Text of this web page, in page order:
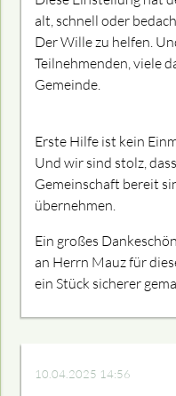
alt, schnell oder
Der Wille zu helfen.
Teilnehmenden, viele
Gemeinde.
Erste Hilfe ist kein
Und wir sind stolz,
Gemeinschaft bereit
übernehmen.
Ein großes
an Herrn Mauz für
ein Stück sicherer
10.04.2025 14:56